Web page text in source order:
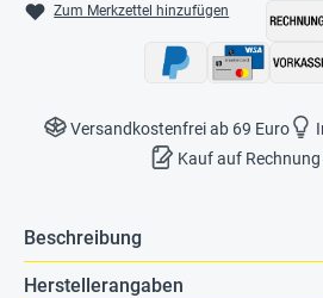
Zum Merkzettel hinzufügen
Versandkostenfrei ab 69 Euro
Kauf auf
Beschreibung
Herstellerangaben